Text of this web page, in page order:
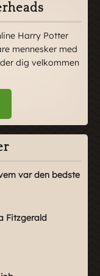
Harry Potter
mennesker med
dig velkommen
var den bedste
Fitzgerald